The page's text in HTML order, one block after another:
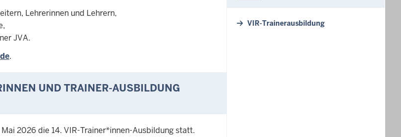
Lehrerinnen und Lehrern,
JVA.
.
UND TRAINER-AUSBILDUNG
2026 die 14. VIR-Trainer*innen-Ausbildung statt.
VIR-Trainerausbildung